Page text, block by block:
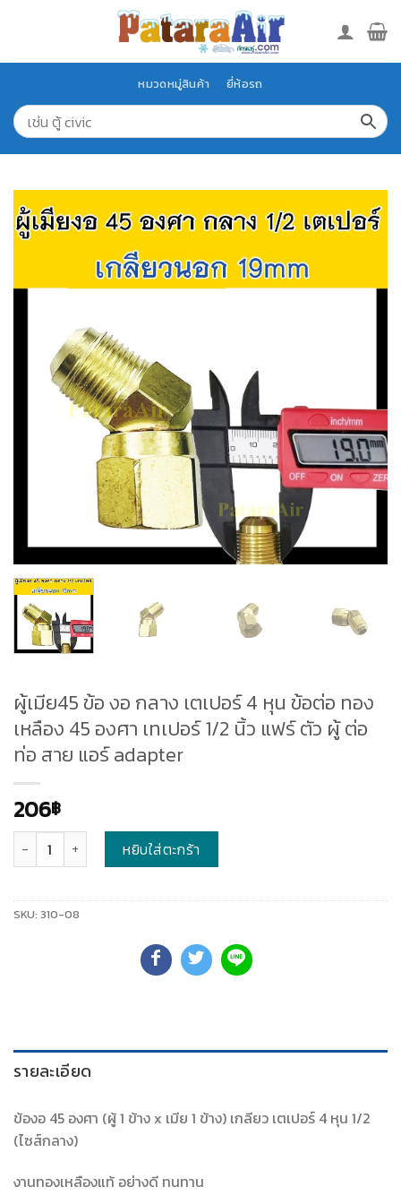
หมวดหมู่สินค้า ยี่ห้อรถ
ผู้เมีย45 ข้อ งอ กลาง เตเปอร์ 4 หุน ข้อต่อ ทอง
เหลือง 45 องศา เทเปอร์ 1/2 นิ้ว แฟร์ ตัว ผู้ ต่อ
ท่อ สาย แอร์ adapter
206฿
หยิบใส่ตะกร้า
SKU: 310-08
รายละเอียด
ข้องอ 45 องศา (ผู้ 1 ข้าง x เมีย 1 ข้าง) เกลียว เตเปอร์ 4 หุน 1/2
(ไซส์กลาง)
งานทองเหลืองแท้ อย่างดี ทนทาน